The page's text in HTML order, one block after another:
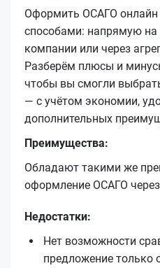
Оформить ОСАГО
способами: напрямую на
компании или через
Разберём плюсы и
чтобы вы смогли
— с учётом экономии,
дополнительных
Преимущества:
Обладают такими же
оформление ОСАГО
Недостатки:
Нет возможности
предложение только